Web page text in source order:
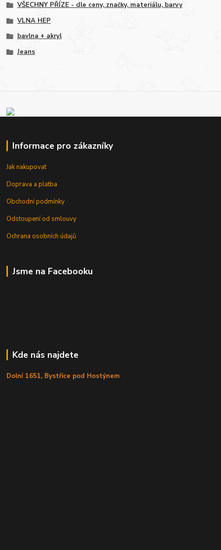
VŠECHNY PŘÍZE - dle ceny, značky, materiálu, barvy
VLNA HEP
bavlna + akryl
Jeans
Informace pro zákazníky
Jak nakupovat
Doprava a platba
Obchodní podmínky
Odstoupení od smlouvy
Ochrana osobních údajů
Jsme na Facebooku
Kde nás najdete
Dolní 1651, Bystřice pod Hostýnem